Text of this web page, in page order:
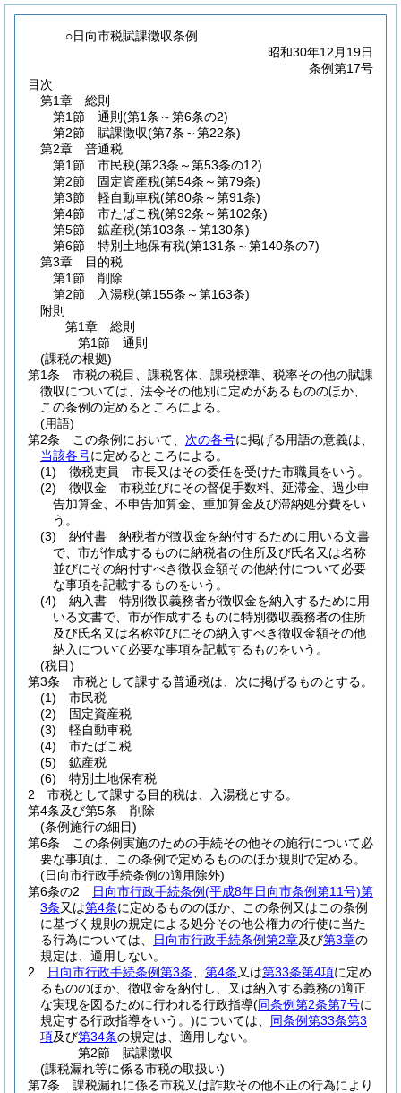
○日向市税賦課徴収条例
昭和30年12月19日
条例第17号
目次
第1章
総則
第1節
通則 (第1条～第6条の2)
第2節
賦課徴収(第7条～第22条)
第2章
普通税
第1節
市民税(第23条～第53条の12)
第2節
固定資産税(第54条～第79条)
第3節
軽自動車税(第80条～第91条)
第4節
市たばこ税(第92条～第102条)
第5節
鉱産税(第103条～第130条)
第6節
特別土地保有税(第131条～第140条の7)
第3章
目的税
第1節
削除
第2節
入湯税(第155条～第163条)
附則
第1章
総則
第1節
通則
(課税の根拠)
第1条
市税の税目、課税客体、課税標準、税率その他の賦課
徴収については、法令その他別に定めがあるもののほか、
この条例の定めるところによる。
(用語)
第2条
この条例において、 次の各号に掲げる用語の意義は、
当該各号に定めるところによる。
(1)
徴税吏員 市長又はその委任を受けた市職員をいう。
(2)
徴収金 市税並びにその督促手数料、延滞金、過少申
告加算金、不申告加算金、重加算金及び滞納処分費をい
う。
(3)
納付書 納税者が徴収金を納付するために用いる文書
で、市が作成するものに納税者の住所及び氏名又は名称
並びにその納付すべき徴収金額その他納付について必要
な事項を記載するものをいう。
(4)
納入書 特別徴収義務者が徴収金を納入するために用
いる文書で、市が作成するものに特別徴収義務者の住所
及び氏名又は名称並びにその納入すべき徴収金額その他
納入について必要な事項を記載するものをいう。
(税目)
第3条
市税として課する普通税は、次に掲げるものとする。
(1)
市民税
(2)
固定資産税
(3)
軽自動車税
(4)
市たばこ税
(5)
鉱産税
(6)
特別土地保有税
2
市税として課する目的税は、入湯税とする。
第4条及び第5条
削除
(条例施行の細目)
第6条
この条例実施のための手続その他その施行について必
要な事項は、この条例で定めるもののほか規則で定める。
(日向市行政手続条例の適用除外)
第6条の2
日向市行政手続条例(平成8年日向市条例第11号)第
3条又は第4条に定めるもののほか、この条例又はこの条例
に基づく規則の規定による処分その他公権力の行使に当た
る行為については、
日向市行政手続条例第2章及び第3章の
規定は、適用しない。
2
日向市行政手続条例第3条 第4条又は第33条第4項に定め
るもののほか、徴収金を納付し、又は納入する義務の適正
な実現を図るために行われる行政指導(同条例第2条第7号に
規定する行政指導をいう。)については、 同条例第33条第3
項及び第34条の規定は、適用しない。
第2節
賦課徴収
(課税漏れ等に係る市税の取扱い)
第7条
課税漏れに係る市税又は詐欺その他不正の行為により